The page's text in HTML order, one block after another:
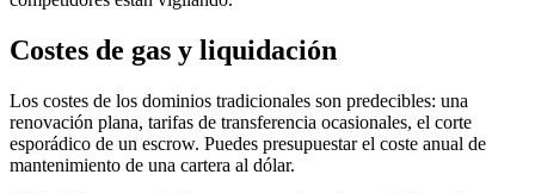
Costes de gas y liquidación
Los costes de los dominios tradicionales son predecibles: una
renovación plana, tarifas de transferencia ocasionales, el corte
esporádico de un escrow. Puedes presupuestar el coste anual de
mantenimiento de una cartera al dólar.